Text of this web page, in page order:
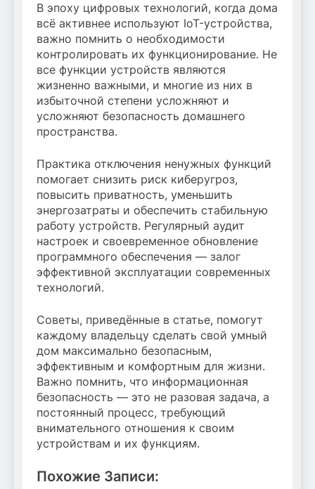
В эпоху цифровых технологий, когда дома
всё активнее используют IoT-устройства,
важно помнить о необходимости
контролировать их функционирование. Не
все функции устройств являются
жизненно важными, и многие из них в
избыточной степени усложняют и
усложняют безопасность домашнего
пространства.
Практика отключения ненужных функций
помогает снизить риск киберугроз,
повысить приватность, уменьшить
энергозатраты и обеспечить стабильную
работу устройств. Регулярный аудит
настроек и своевременное обновление
программного обеспечения — залог
эффективной эксплуатации современных
технологий.
Советы, приведённые в статье, помогут
каждому владельцу сделать свой умный
дом максимально безопасным,
эффективным и комфортным для жизни.
Важно помнить, что информационная
безопасность — это не разовая задача, а
постоянный процесс, требующий
внимательного отношения к своим
устройствам и их функциям.
Похожие Записи: